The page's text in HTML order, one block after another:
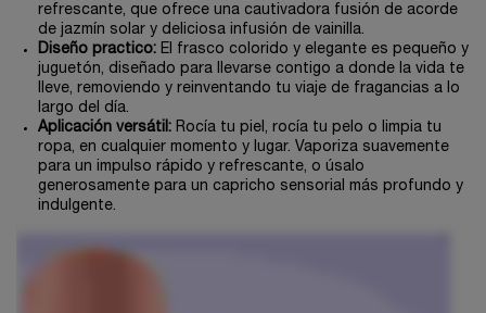
refrescante, que ofrece una cautivadora fusión de acorde
de jazmín solar y deliciosa infusión de vainilla.
Diseño practico: El frasco colorido y elegante es pequeño y
juguetón, diseñado para llevarse contigo a donde la vida te
lleve, removiendo y reinventando tu viaje de fragancias a lo
largo del día.
Aplicación versátil: Rocía tu piel, rocía tu pelo o limpia tu
ropa, en cualquier momento y lugar. Vaporiza suavemente
para un impulso rápido y refrescante, o úsalo
generosamente para un capricho sensorial más profundo y
indulgente.